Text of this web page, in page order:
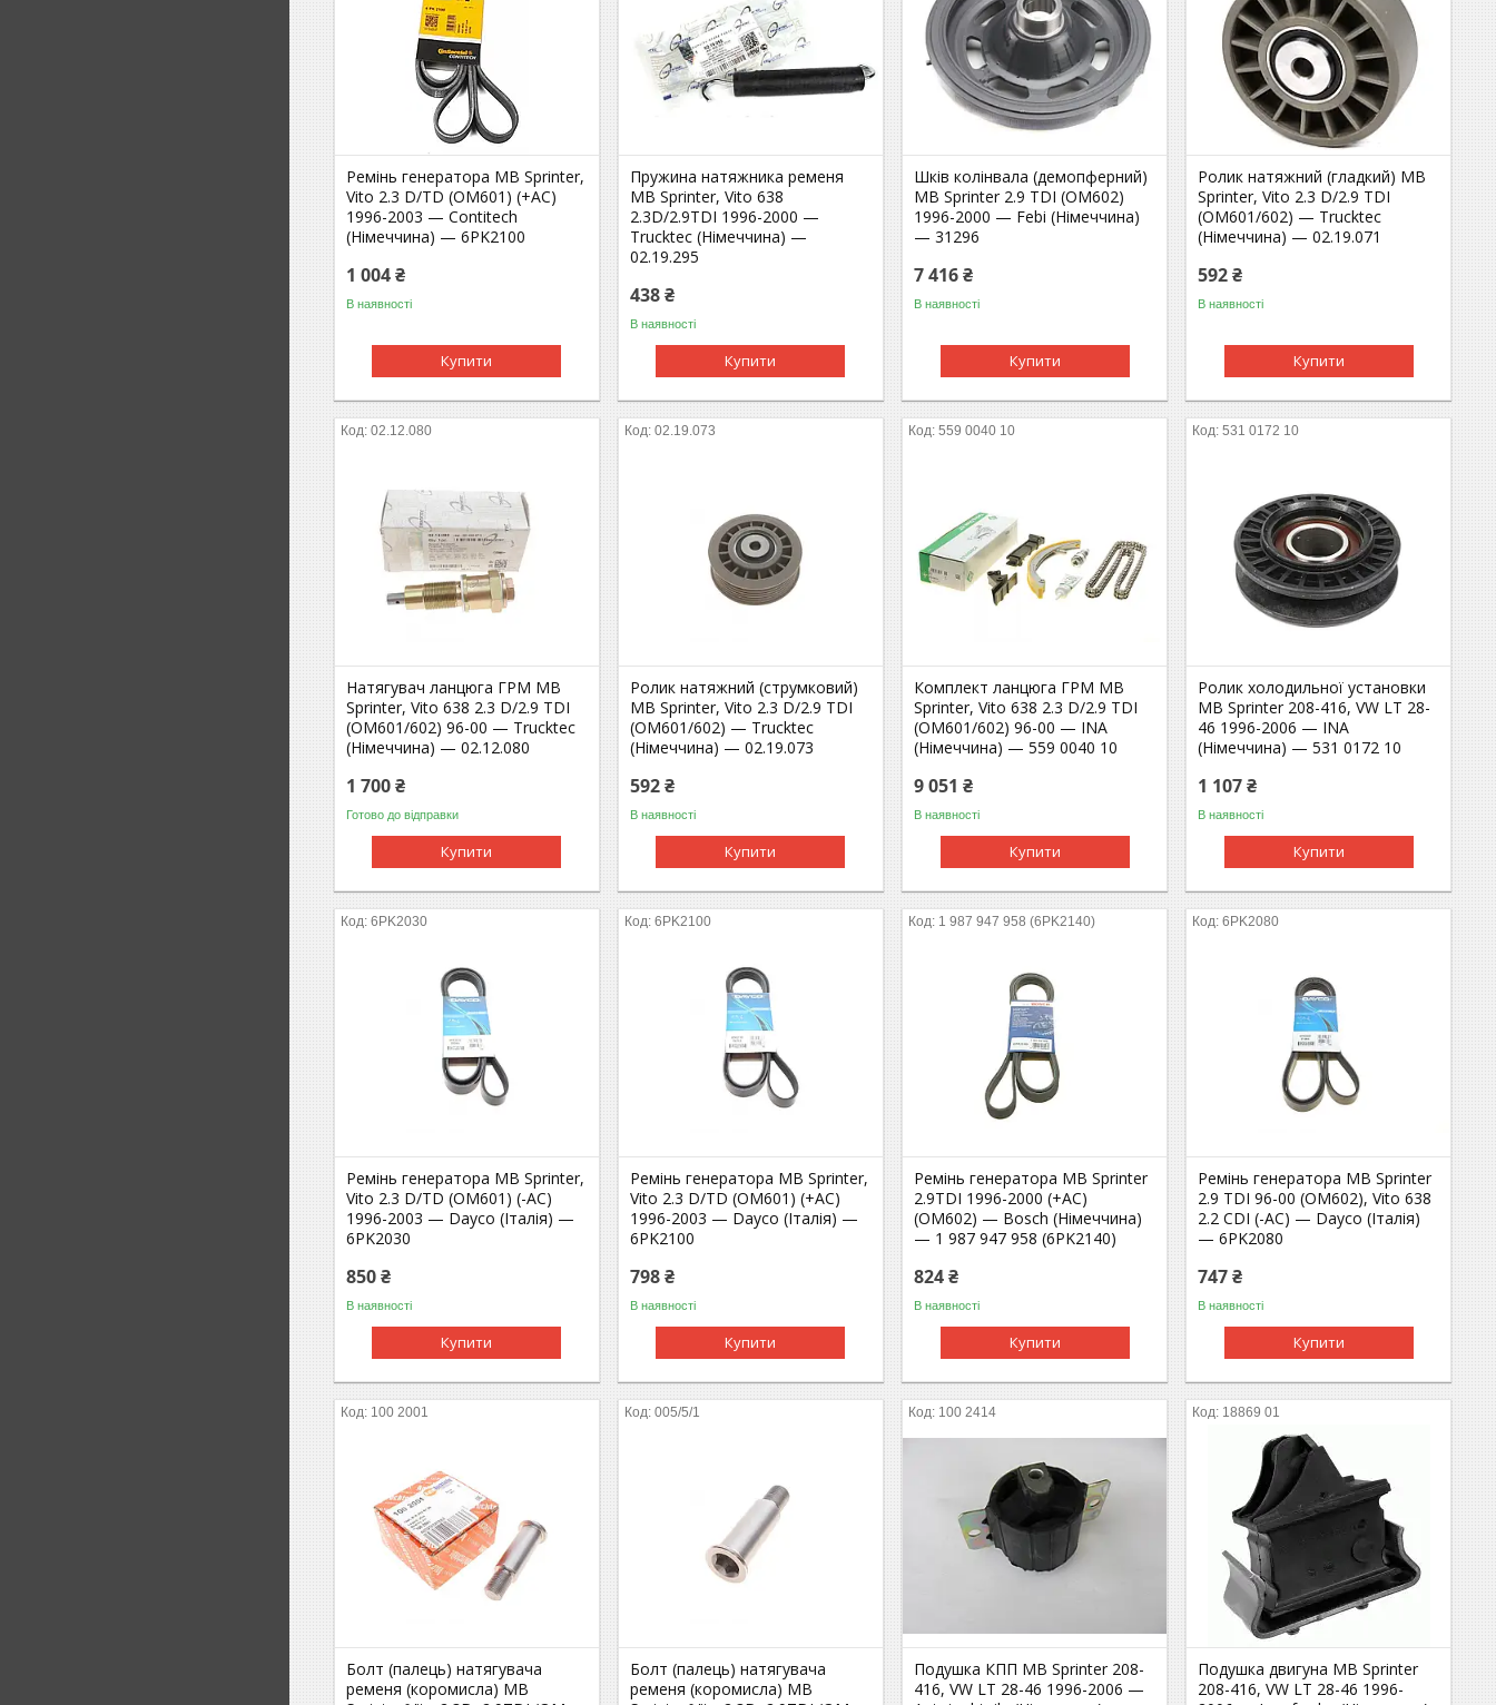
Ремінь генератора MB Sprinter,
Vito 2.3 D/TD (OM601) (+AC)
1996-2003 — Contitech
(Німеччина) — 6PK2100
1 004 ₴
В наявності
Купити
Пружина натяжника ременя
MB Sprinter, Vito 638
2.3D/2.9TDI 1996-2000 —
Trucktec (Німеччина) —
02.19.295
438 ₴
В наявності
Купити
Шків колінвала (демопферний)
MB Sprinter 2.9 TDI (OM602)
1996-2000 — Febi (Німеччина)
— 31296
7 416 ₴
В наявності
Купити
Ролик натяжний (гладкий) MB
Sprinter, Vito 2.3 D/2.9 TDI
(OM601/602) — Trucktec
(Німеччина) — 02.19.071
592 ₴
В наявності
Купити
02.12.080
Натягувач ланцюга ГРМ MB
Sprinter, Vito 638 2.3 D/2.9 TDI
(OM601/602) 96-00 — Trucktec
(Німеччина) — 02.12.080
1 700 ₴
Готово до відправки
Купити
02.19.073
Ролик натяжний (струмковий)
MB Sprinter, Vito 2.3 D/2.9 TDI
(OM601/602) — Trucktec
(Німеччина) — 02.19.073
592 ₴
В наявності
Купити
559 0040 10
Комплект ланцюга ГРМ MB
Sprinter, Vito 638 2.3 D/2.9 TDI
(OM601/602) 96-00 — INA
(Німеччина) — 559 0040 10
9 051 ₴
В наявності
Купити
531 0172 10
Ролик холодильної установки
MB Sprinter 208-416, VW LT 28-
46 1996-2006 — INA
(Німеччина) — 531 0172 10
1 107 ₴
В наявності
Купити
6PK2030
Ремінь генератора MB Sprinter,
Vito 2.3 D/TD (OM601) (-AC)
1996-2003 — Dayco (Італія) —
6PK2030
850 ₴
В наявності
Купити
6PK2100
Ремінь генератора MB Sprinter,
Vito 2.3 D/TD (OM601) (+AC)
1996-2003 — Dayco (Італія) —
6PK2100
798 ₴
В наявності
Купити
1 987 947 958 (6PK2140)
Ремінь генератора MB Sprinter
2.9TDI 1996-2000 (+AC)
(OM602) — Bosch (Німеччина)
— 1 987 947 958 (6PK2140)
824 ₴
В наявності
Купити
6PK2080
Ремінь генератора MB Sprinter
2.9 TDI 96-00 (OM602), Vito 638
2.2 CDI (-AC) — Dayco (Італія)
— 6PK2080
747 ₴
В наявності
Купити
100 2001
Болт (палець) натягувача
ременя (коромисла) MB
005/5/1
Болт (палець) натягувача
ременя (коромисла) MB
100 2414
Подушка КПП MB Sprinter 208-
416, VW LT 28-46 1996-2006 —
18869 01
Подушка двигуна MB Sprinter
208-416, VW LT 28-46 1996-